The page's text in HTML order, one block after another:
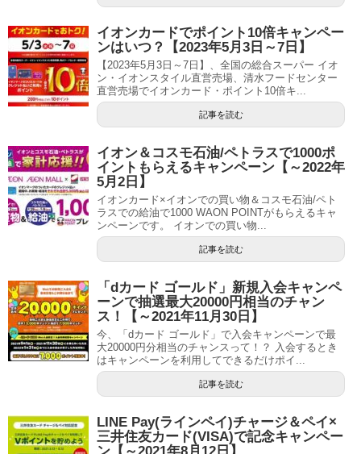
イオンカードでポイント10倍キャンペー
ンはいつ？【2023年5月3日～7日】
【2023年5月3日～7日】、全国の総合スーパー イオ
ン・イオンスタイル直営売場、清水フードセンター
直営売場でイオンカード・ポイント10倍キ...
記事を読む
イオン＆コスモ石油/ペトラスで1000ポ
イントもらえるキャンペーン【～2022年
5月2日】
イオンカード×イオンでの買い物＆コスモ石油/ペト
ラスでの給油で1000 WAON POINTがもらえるキャ
ンペーンです。 イオンでの買い物...
記事を読む
「dカード ゴールド」新規入会キャンペ
ーンで抽選最大20000円相当のチャン
ス！【～2021年11月30日】
今、「dカード ゴールド」で入会キャンペーンで最
大20000円分相当のチャンスって！？ 入会するとき
はキャンペーンを利用してできるだけポイ...
記事を読む
LINE Pay(ラインペイ)チャージ＆ペイ×
三井住友カード(VISA)で記念キャンペー